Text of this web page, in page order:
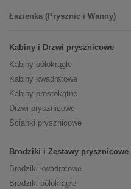
Łazienka (Prysznic i Wanny)
Kabiny i Drzwi prysznicowe
Kabiny półokrągłe
Kabiny kwadratowe
Kabiny prostokątne
Drzwi prysznicowe
Ścianki prysznicowe
Brodziki i Zestawy prysznicowe
Brodziki kwadratowe
Brodziki półokrągłe